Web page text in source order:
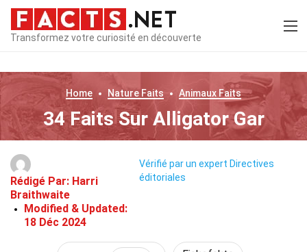
Transformez votre curiosité en découverte
Home Nature Faits Animaux Faits
34 Faits Sur Alligator Gar
Rédigé Par: Harri
Braithwaite
Modified & Updated:
18 Déc 2024
Vérifié par un expert Directives
éditoriales